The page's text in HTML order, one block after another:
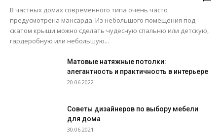
В частных домах современного типа очень часто
предусмотрена мансарда. Из небольшого помещения под
скатом крыши можно сделать чудесную спальню или детскую,
гардеробную или небольшую...
Матовые натяжные потолки:
элегантность и практичность в интерьере
20.06.2022
Советы дизайнеров по выбору мебели
для дома
30.06.2021